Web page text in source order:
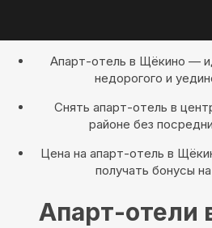
Апарт-отель в Щёкино —
недорогого и
Снять апарт-отель в
районе без
Цена на апарт-отель в
получать бонусы
Апарт-отели